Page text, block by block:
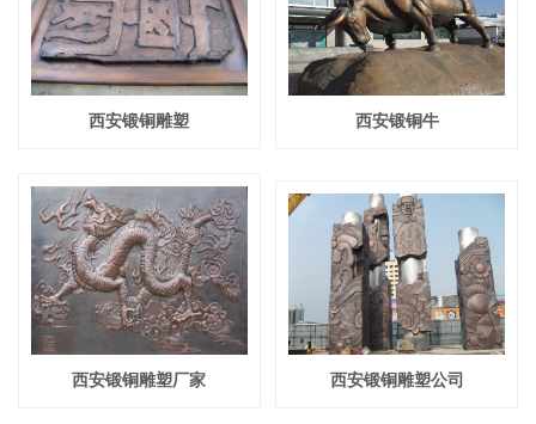
西安锻铜雕塑 西安锻铜牛
西安锻铜雕塑厂家 西安锻铜雕塑公司